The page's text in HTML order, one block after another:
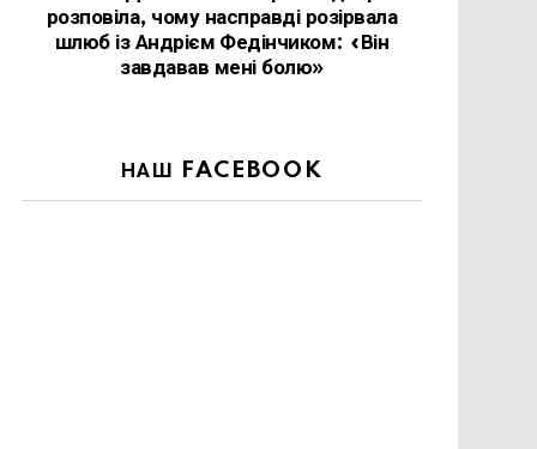
розповіла, чому насправді розірвала
шлюб із Андрієм Федінчиком: «Він
завдавав мені болю»
НАШ FACEBOOK